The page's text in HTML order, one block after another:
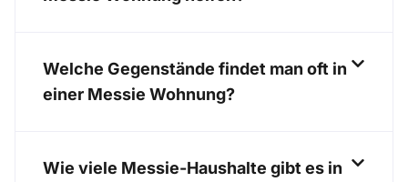
Welche Gegenstände findet man oft in
einer Messie Wohnung?
Wie viele Messie-Haushalte gibt es in